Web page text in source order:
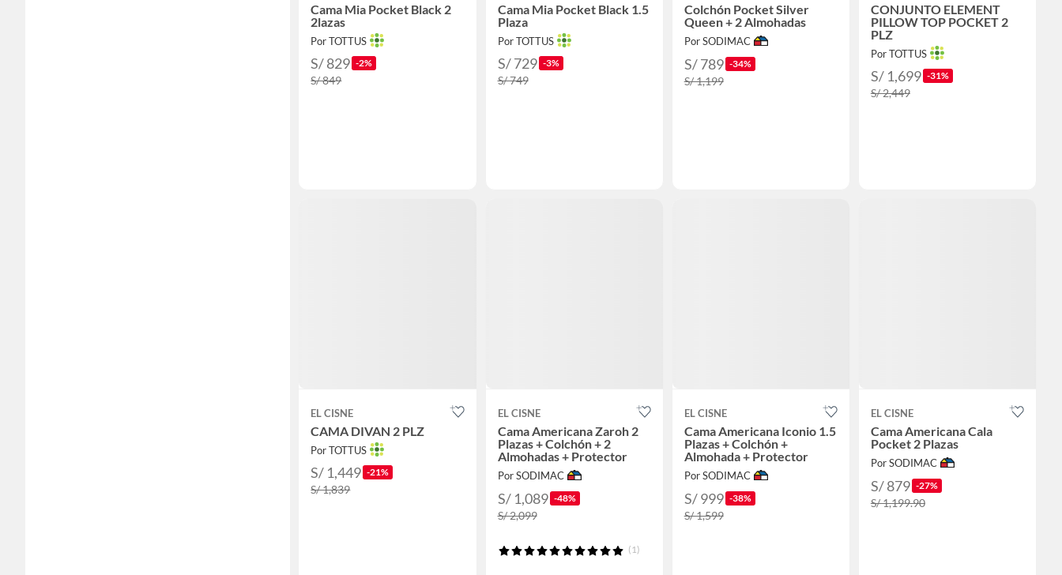
Cama Mia Pocket Black 2
2lazas
Por TOTTUS
S/ 829 -2%
S/ 849
Cama Mia Pocket Black 1.5
Plaza
Por TOTTUS
S/ 729 -3%
S/ 749
Colchón Pocket Silver
Queen + 2 Almohadas
Por SODIMAC
S/ 789 -34%
S/ 1,199
CONJUNTO ELEMENT
PILLOW TOP POCKET 2
PLZ
Por TOTTUS
S/ 1,699 -31%
S/ 2,449
EL CISNE
CAMA DIVAN 2 PLZ
Por TOTTUS
S/ 1,449 -21%
S/ 1,839
EL CISNE
Cama Americana Zaroh 2
Plazas + Colchón + 2
Almohadas + Protector
Por SODIMAC
S/ 1,089 -48%
S/ 2,099
(1)
EL CISNE
Cama Americana Iconio 1.5
Plazas + Colchón +
Almohada + Protector
Por SODIMAC
S/ 999 -38%
S/ 1,599
EL CISNE
Cama Americana Cala
Pocket 2 Plazas
Por SODIMAC
S/ 879 -27%
S/ 1,199.90